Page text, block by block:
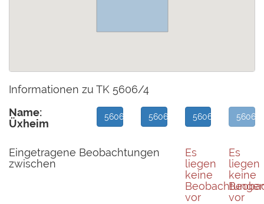
Informationen zu TK 5606/4
Name:
Üxheim
5606/1 5606/2 5606/3 5606/
Eingetragene Beobachtungen
zwischen
Es
liegen
keine
vor
Es
liegen
keine
vor